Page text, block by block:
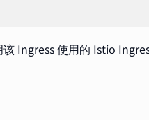
该 Ingress 使用的 Istio